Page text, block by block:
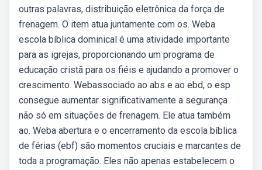
outras palavras, distribuição eletrônica da força de
frenagem. O item atua juntamente com os. Weba
escola bíblica dominical é uma atividade importante
para as igrejas, proporcionando um programa de
educação cristã para os fiéis e ajudando a promover o
crescimento. Webassociado ao abs e ao ebd, o esp
consegue aumentar significativamente a segurança
não só em situações de frenagem. Ele atua também
ao. Weba abertura e o encerramento da escola bíblica
de férias (ebf) são momentos cruciais e marcantes de
toda a programação. Eles não apenas estabelecem o